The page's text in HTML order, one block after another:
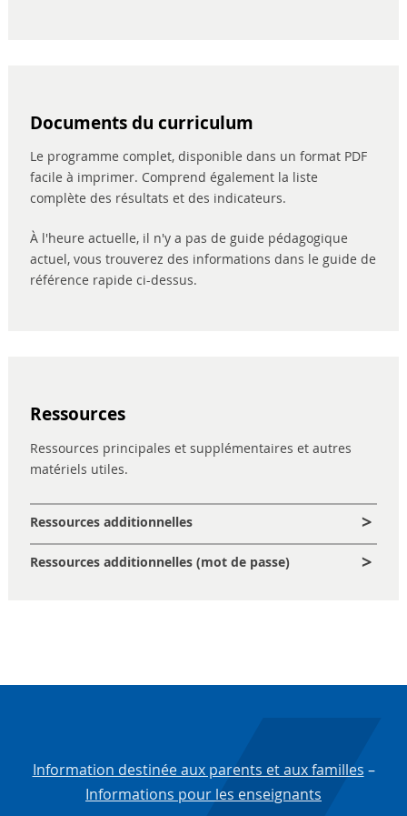
Documents du curriculum
Le programme complet, disponible dans un format PDF
facile à imprimer. Comprend également la liste
complète des résultats et des indicateurs.
À l'heure actuelle, il n'y a pas de guide pédagogique
actuel, vous trouverez des informations dans le guide de
référence rapide ci-dessus.
Ressources
Ressources principales et supplémentaires et autres
matériels utiles.
Ressources additionnelles
Ressources additionnelles (mot de passe)
Information destinée aux parents et aux familles –
Informations pour les enseignants